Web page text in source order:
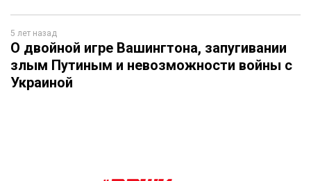
5 лет назад
О двойной игре Вашингтона, запугивании
злым Путиным и невозможности войны с
Украиной